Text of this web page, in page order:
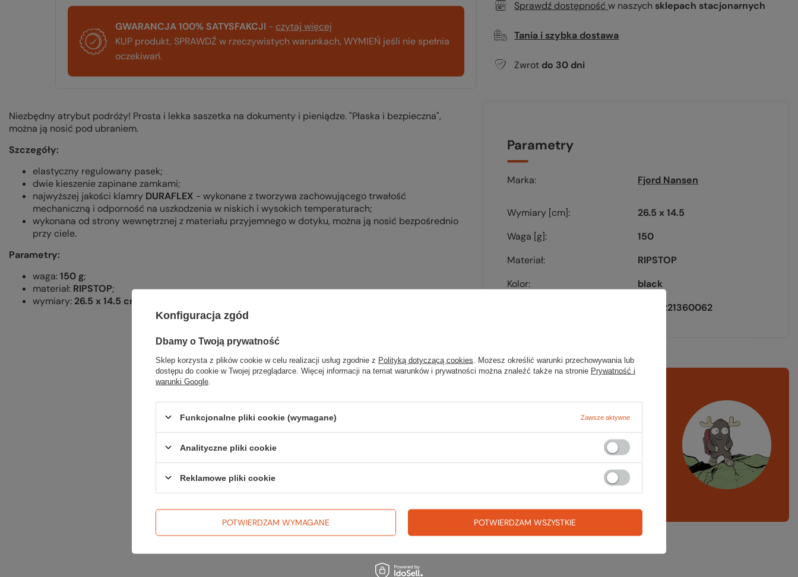
GWARANCJA 100% SATYSFAKCJI - czytaj więcej
KUP produkt, SPRAWDŹ w rzeczywistych warunkach, WYMIEŃ jeśli nie spełnia
oczekiwań.
Sprawdź dostępnośćw naszych sklepach stacjonarnych
Tania i szybka dostawa
Zwrot do 30 dni
Niezbędny atrybut podróży! Prosta i lekka saszetka na dokumenty i pieniądze. "Płaska i bezpieczna",
można ją nosić pod ubraniem.
Szczegóły:
elastyczny regulowany pasek;
dwie kieszenie zapinane zamkami;
najwyższej jakości klamry DURAFLEX - wykonane z tworzywa zachowującego trwałość
mechaniczną i odporność na uszkodzenia w niskich i wysokich temperaturach;
wykonana od strony wewnętrznej z materiału przyjemnego w dotyku, można ją nosić bezpośrednio
przy ciele.
Parametry:
waga:150 g;
materiał: RIPSTOP;
wymiary: 26.5 x 14.5 cm.
Parametry
Marka Fjord Nansen
Wymiary [cm]
26.5 x 14.5
Waga [g]
150
Materiał
RIPSTOP
Kolor
black
5908221360062
czy masz
na wyjazd w góry, kajak,
Konfiguracja zgód
Dbamy o Twoją prywatność
Sklep korzysta z plików cookie w celu realizacji usług zgodnie z Polityką dotyczącą cookies . Możesz określić warunki przechowywania lub
dostępu do cookie w Twojej przeglądarce. Więcej informacji na temat warunków i prywatności można znaleźć także na stronie Prywatność i
warunki Google
Funkcjonalne pliki cookie (wymagane) Zawsze aktywne
Analityczne pliki cookie
Reklamowe pliki cookie
POTWIERDZAM WYMAGANE POTWIERDZAM WSZYSTKIE